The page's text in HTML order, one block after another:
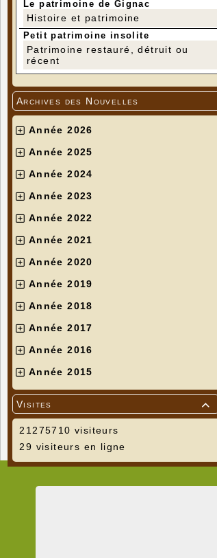
Le patrimoine de Gignac
Histoire et patrimoine
Petit patrimoine insolite
Patrimoine restauré, détruit ou
récent
Archives des Nouvelles
Année 2026
Année 2025
Année 2024
Année 2023
Année 2022
Année 2021
Année 2020
Année 2019
Année 2018
Année 2017
Année 2016
Année 2015

Visites
21275710 visiteurs
29 visiteurs en ligne